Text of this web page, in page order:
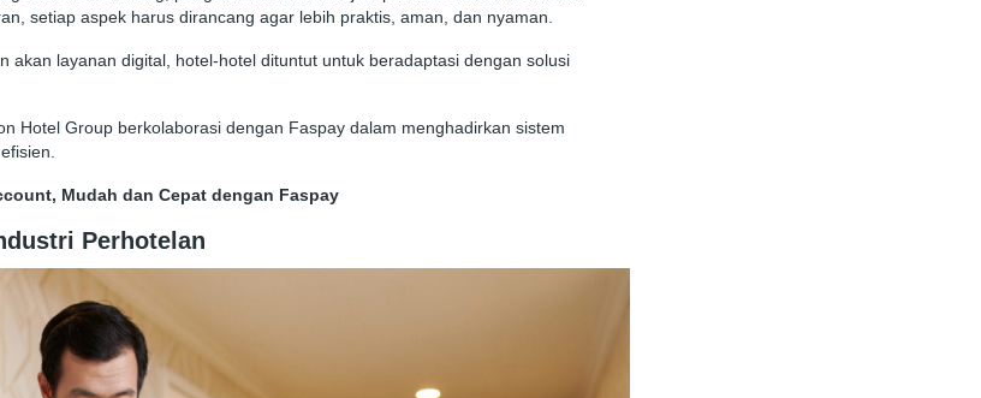
setiap aspek harus dirancang agar lebih praktis, aman, dan nyaman.
akan layanan digital, hotel-hotel dituntut untuk beradaptasi dengan solusi
Hotel Group berkolaborasi dengan Faspay dalam menghadirkan sistem
Mudah dan Cepat dengan Faspay
Perhotelan